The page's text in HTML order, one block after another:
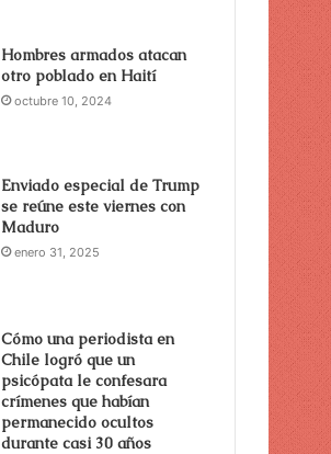
Hombres armados atacan
otro poblado en Haití
octubre 10, 2024
Enviado especial de Trump
se reúne este viernes con
Maduro
enero 31, 2025
Cómo una periodista en
Chile logró que un
psicópata le confesara
crímenes que habían
permanecido ocultos
durante casi 30 años